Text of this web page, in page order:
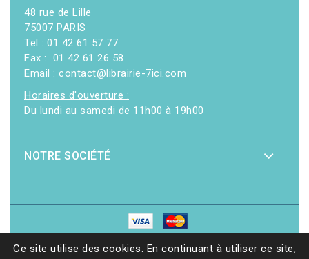
48 rue de Lille
75007 PARIS
Tel : 01 42 61 57 77
Fax : 01 42 61 26 58
Email : contact@librairie-7ici.com
Horaires d'ouverture :
Du lundi au samedi de 11h00 à 19h00
NOTRE SOCIÉTÉ
Ce site utilise des cookies. En continuant à utiliser ce site,
© 2026 - Librairie 7ici| Site web réalisé par Ethicweb